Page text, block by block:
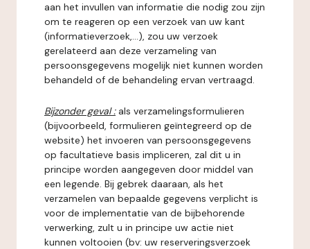
aan het invullen van informatie die nodig zou zijn
om te reageren op een verzoek van uw kant
(informatieverzoek,...), zou uw verzoek
gerelateerd aan deze verzameling van
persoonsgegevens mogelijk niet kunnen worden
behandeld of de behandeling ervan vertraagd.
Bijzonder geval : als verzamelingsformulieren
(bijvoorbeeld, formulieren geïntegreerd op de
website) het invoeren van persoonsgegevens
op facultatieve basis impliceren, zal dit u in
principe worden aangegeven door middel van
een legende. Bij gebrek daaraan, als het
verzamelen van bepaalde gegevens verplicht is
voor de implementatie van de bijbehorende
verwerking, zult u in principe uw actie niet
kunnen voltooien (bv: uw reserveringsverzoek